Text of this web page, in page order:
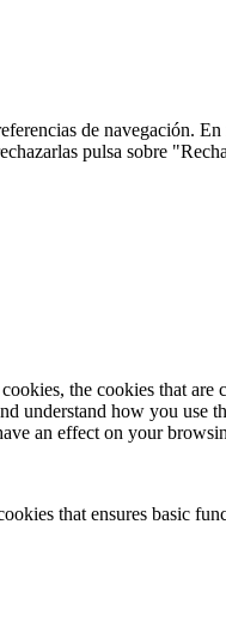
de navegación. En
pulsa sobre
the cookies that are
understand how you
an effect on your
that ensures basic